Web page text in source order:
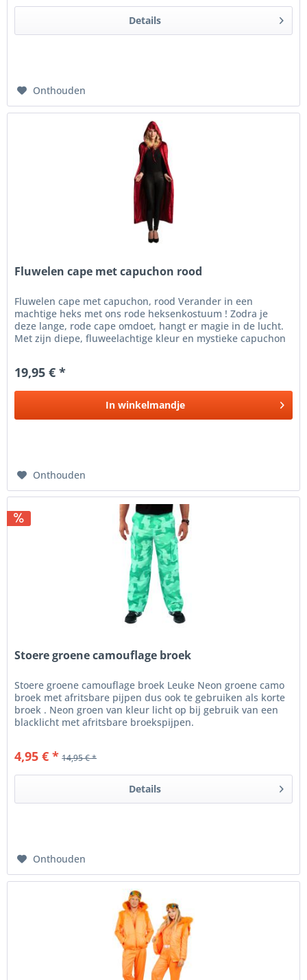
Details
Onthouden
Fluwelen cape met capuchon rood
Fluwelen cape met capuchon, rood Verander in een
machtige heks met ons rode heksenkostuum ! Zodra je
deze lange, rode cape omdoet, hangt er magie in de lucht.
Met zijn diepe, fluweelachtige kleur en mystieke capuchon
19,95 € *
In winkelmandje
Onthouden
Stoere groene camouflage broek
Stoere groene camouflage broek Leuke Neon groene camo
broek met afritsbare pijpen dus ook te gebruiken als korte
broek . Neon groen van kleur licht op bij gebruik van een
blacklicht met afritsbare broekspijpen.
4,95 € * 14,95 € *
Details
Onthouden